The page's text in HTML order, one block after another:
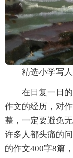
精选小学写
在日复一日
作文的经历，对
整，一定要避免
许多人都头痛的
的作文400字8篇